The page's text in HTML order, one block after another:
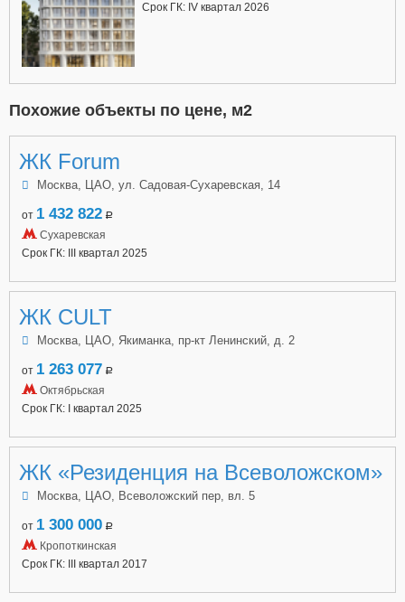
Срок ГК: IV квартал 2026
Похожие объекты по цене, м2
ЖК Forum
Москва, ЦАО, ул. Садовая-Сухаревская, 14
от 1 432 822 a
Сухаревская
Срок ГК: III квартал 2025
ЖК CULT
Москва, ЦАО, Якиманка, пр-кт Ленинский, д. 2
от 1 263 077 a
Октябрьская
Срок ГК: I квартал 2025
ЖК «Резиденция на Всеволожском»
Москва, ЦАО, Всеволожский пер, вл. 5
от 1 300 000 a
Кропоткинская
Срок ГК: III квартал 2017